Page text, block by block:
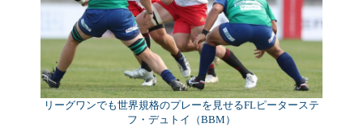
リーグワンでも世界規格のプレーを見せるFLピーターステ
フ・デュトイ（BBM）